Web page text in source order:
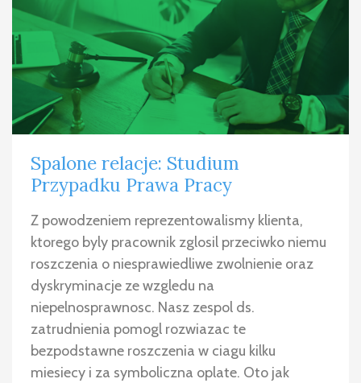
Spalone relacje: Studium
Przypadku Prawa Pracy
Z powodzeniem reprezentowalismy klienta,
ktorego byly pracownik zglosil przeciwko niemu
roszczenia o niesprawiedliwe zwolnienie oraz
dyskryminacje ze wzgledu na
niepelnosprawnosc. Nasz zespol ds.
zatrudnienia pomogl rozwiazac te
bezpodstawne roszczenia w ciagu kilku
miesiecy i za symboliczna oplate. Oto jak